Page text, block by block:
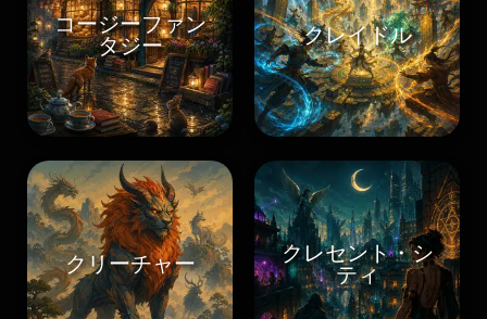
コージーファン
タジー
クレイドル
クリーチャー
クレセント・シ
ティ